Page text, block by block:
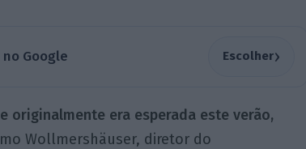
Google Escolher›
originalmente era esperada este verão,
Wollmershäuser, diretor do